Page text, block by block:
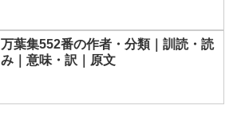
万葉集552番の作者・分類｜訓読・読
み｜意味・訳｜原文